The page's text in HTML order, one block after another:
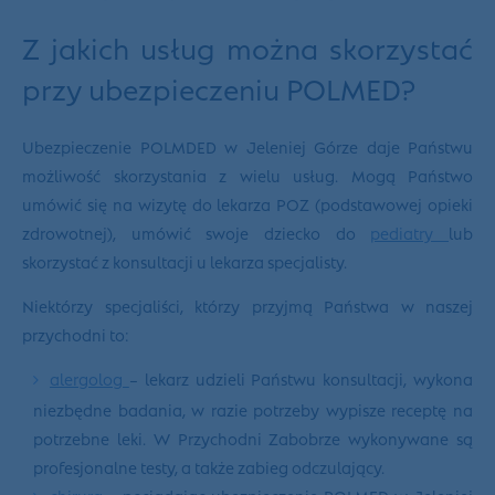
Z jakich usług można skorzystać
przy ubezpieczeniu POLMED?
Ubezpieczenie POLMDED w Jeleniej Górze daje Państwu
możliwość skorzystania z wielu usług. Mogą Państwo
umówić się na wizytę do lekarza POZ (podstawowej opieki
zdrowotnej), umówić swoje dziecko do pediatry lub
skorzystać z konsultacji u lekarza specjalisty.
Niektórzy specjaliści, którzy przyjmą Państwa w naszej
przychodni to:
alergolog – lekarz udzieli Państwu konsultacji, wykona
niezbędne badania, w razie potrzeby wypisze receptę na
potrzebne leki. W Przychodni Zabobrze wykonywane są
profesjonalne testy, a także zabieg odczulający.